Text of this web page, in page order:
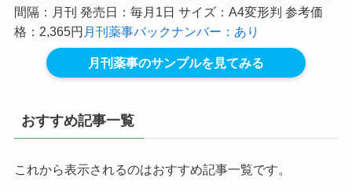
間隔：月刊 発売日：毎月1日 サイズ：A4変形判 参考価
格：2,365円 月刊薬事バックナンバー：あり
月刊薬事のサンプルを見てみる
おすすめ記事一覧
これから表示されるのはおすすめ記事一覧です。